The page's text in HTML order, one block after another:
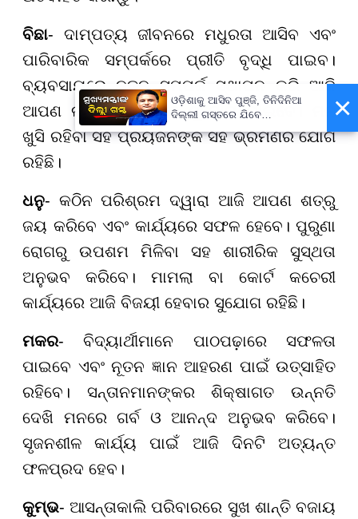
ବିଛା- ଦାମ୍ପତ୍ୟ ଜୀବନରେ ମଧୁରତା ଆସିବ ଏବଂ
ପାରିବାରିକ ସମ୍ପର୍କରେ ପ୍ରୀତି ବୃଦ୍ଧି ପାଇବ।
ବ୍ୟବସାୟରେ ନୂତନ ସମ୍ପର୍କ ସ୍ଥାପନ କରି ଆଜି
ଆପଣ ଲାଭବାନ ହେବାର ସୁଯୋଗ ପାଇବେ। ମନ
ଖୁସି ରହିବା ସହ ପ୍ରିୟଜନଙ୍କ ସହ ଭ୍ରମଣର ଯୋଗ
ରହିଛି।
ଧନୁ- କଠିନ ପରିଶ୍ରମ ଦ୍ୱାରା ଆଜି ଆପଣ ଶତ୍ରୁ
ଜୟ କରିବେ ଏବଂ କାର୍ଯ୍ୟରେ ସଫଳ ହେବେ। ପୁରୁଣା
ରୋଗରୁ ଉପଶମ ମିଳିବା ସହ ଶାରୀରିକ ସୁସ୍ଥତା
ଅନୁଭବ କରିବେ। ମାମଲା ବା କୋର୍ଟ କଚେରୀ
କାର୍ଯ୍ୟରେ ଆଜି ବିଜୟୀ ହେବାର ସୁଯୋଗ ରହିଛି।
ମକର- ବିଦ୍ୟାର୍ଥୀମାନେ ପାଠପଢ଼ାରେ ସଫଳତା
ପାଇବେ ଏବଂ ନୂତନ ଜ୍ଞାନ ଆହରଣ ପାଇଁ ଉତ୍ସାହିତ
ରହିବେ। ସନ୍ତାନମାନଙ୍କର ଶିକ୍ଷାଗତ ଉନ୍ନତି
ଦେଖି ମନରେ ଗର୍ବ ଓ ଆନନ୍ଦ ଅନୁଭବ କରିବେ।
ସୃଜନଶୀଳ କାର୍ଯ୍ୟ ପାଇଁ ଆଜି ଦିନଟି ଅତ୍ୟନ୍ତ
ଫଳପ୍ରଦ ହେବ।
କୁମ୍ଭ- ଆସନ୍ତାକାଲି ପରିବାରରେ ସୁଖ ଶାନ୍ତି ବଜାୟ
×
ଓଡ଼ିଶାକୁ ଆସିବ ପୁଞ୍ଜି, ତିନିଦିନିଆ
ଦିଲ୍ଲୀ ଗସ୍ତରେ ଯିବେ